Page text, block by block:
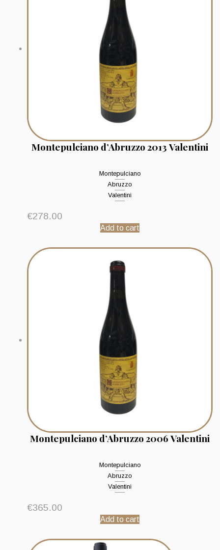
Montepulciano d’Abruzzo 2013 Valentini
Montepulciano
Abruzzo
Valentini
€278.00
Add to cart
Montepulciano d’Abruzzo 2006 Valentini
Montepulciano
Abruzzo
Valentini
€365.00
Add to cart